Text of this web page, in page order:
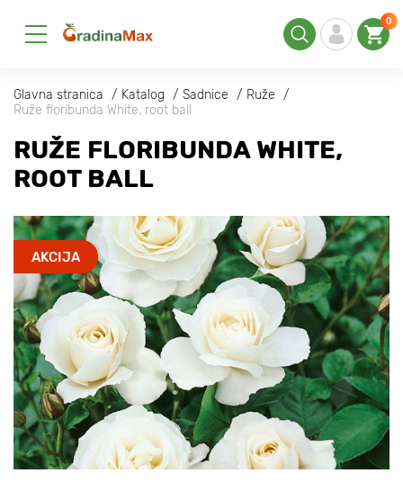
0
Glavna stranica Katalog Sadnice
Ruže
Ruže floribunda White, root ball
RUŽE FLORIBUNDA WHITE,
ROOT BALL
AKCIJA